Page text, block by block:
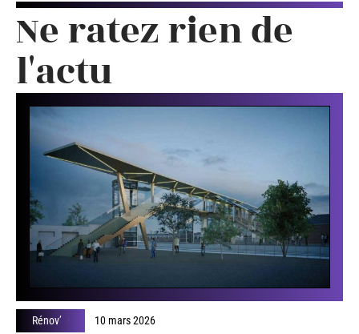
Ne ratez rien de
l'actu
Rénov’ 10 mars 2026